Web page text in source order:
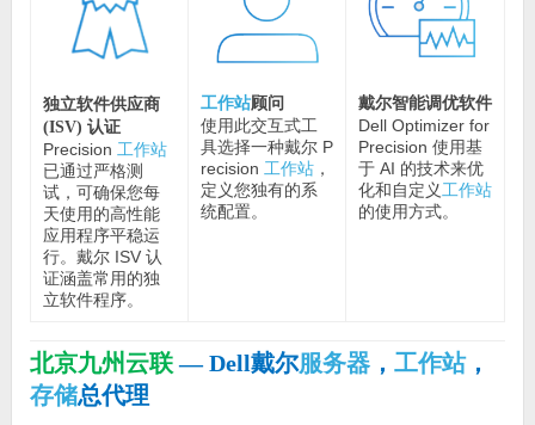
独立软件供应商
(ISV) 认证
Precision 工作站
已通过严格测
试，可确保您每
天使用的高性能
应用程序平稳运
行。戴尔 ISV 认
证涵盖常用的独
立软件程序。
工作站顾问
使用此交互式工
具选择一种戴尔 P
recision 工作站，
定义您独有的系
统配置。
戴尔智能调优软件
Dell Optimizer for
Precision 使用基
于 AI 的技术来优
化和自定义工作站
的使用方式。
北京九州云联— Dell戴尔服务器， 工作站，
存储总代理